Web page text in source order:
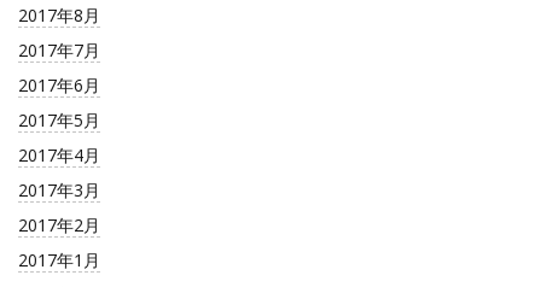
2017年8月
2017年7月
2017年6月
2017年5月
2017年4月
2017年3月
2017年2月
2017年1月